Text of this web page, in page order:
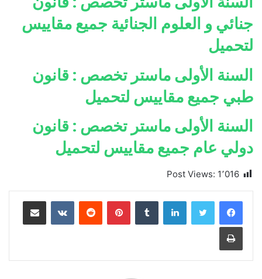
جنائي و العلوم الجنائية جميع مقاييس
لتحميل
السنة الأولى ماستر تخصص : قانون
طبي جميع مقاييس لتحميل
السنة الأولى ماستر تخصص : قانون
دولي عام جميع مقاييس لتحميل
Post Views: 1٬016
لينكدإن بينتيريست مشاركة عبر البريد
طباعة